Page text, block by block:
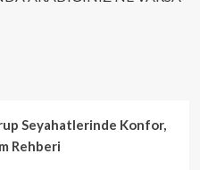
Seyahatlerinde Konfor,
Rehberi